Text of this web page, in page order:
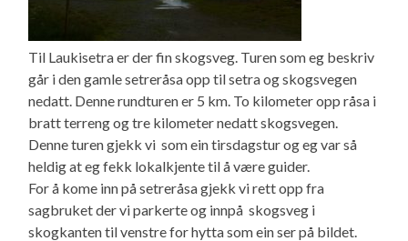
Til Laukisetra er der fin skogsveg. Turen som eg beskriv
går i den gamle setreråsa opp til setra og skogsvegen
nedatt. Denne rundturen er 5 km. To kilometer opp råsa i
bratt terreng og tre kilometer nedatt skogsvegen.
Denne turen gjekk vi som ein tirsdagstur og eg var så
heldig at eg fekk lokalkjente til å være guider.
For å kome inn på setreråsa gjekk vi rett opp fra
sagbruket der vi parkerte og innpå skogsveg i
skogkanten til venstre for hytta som ein ser på bildet.